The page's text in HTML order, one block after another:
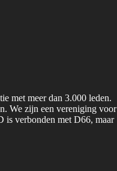
met meer dan 3.000 leden.
We zijn een vereniging voor
is verbonden met D66, maar